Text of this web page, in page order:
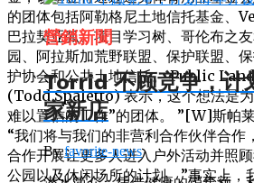
的团体包括阿勒格尼土地信托基金
巴拉契亚弧、项目学习树、哥伦布之
园、阿拉斯加荒野联盟、保护联盟、
护协会和公共土地信托。 Public
(Todd Spaletto) 表示，这个想法是为
难以置信的工作”的团体。 ”[W]斯帕
“我们将与我们的非营利合作伙伴合作
合作开展让更多人进入户外活动并照
公园以及休闲场所的计划。”事实上，
營銷新聞
Torrid 不顾竞争，计
家新店
Byfavorite-news